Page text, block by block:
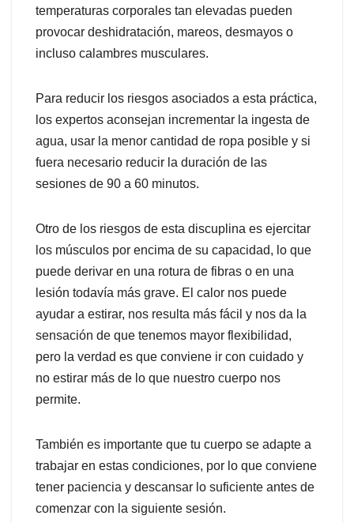
temperaturas corporales tan elevadas pueden
provocar deshidratación, mareos, desmayos o
incluso calambres musculares.
Para reducir los riesgos asociados a esta práctica,
los expertos aconsejan incrementar la ingesta de
agua, usar la menor cantidad de ropa posible y si
fuera necesario reducir la duración de las
sesiones de 90 a 60 minutos.
Otro de los riesgos de esta discuplina es ejercitar
los músculos por encima de su capacidad, lo que
puede derivar en una rotura de fibras o en una
lesión todavía más grave. El calor nos puede
ayudar a estirar, nos resulta más fácil y nos da la
sensación de que tenemos mayor flexibilidad,
pero la verdad es que conviene ir con cuidado y
no estirar más de lo que nuestro cuerpo nos
permite.
También es importante que tu cuerpo se adapte a
trabajar en estas condiciones, por lo que conviene
tener paciencia y descansar lo suficiente antes de
comenzar con la siguiente sesión.